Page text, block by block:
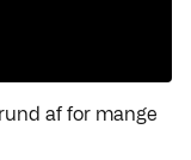
af for mange